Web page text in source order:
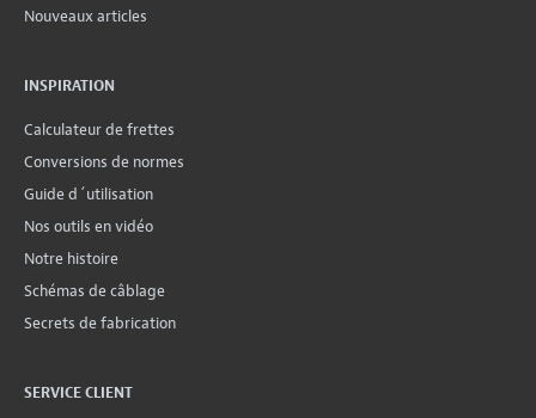
Nouveaux articles
INSPIRATION
Calculateur de frettes
Conversions de normes
Guide d´utilisation
Nos outils en vidéo
Notre histoire
Schémas de câblage
Secrets de fabrication
SERVICE CLIENT